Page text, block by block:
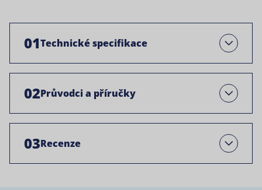
01Technické specifikace Otevřít
02Průvodci a příručky Open
03Recenze Open